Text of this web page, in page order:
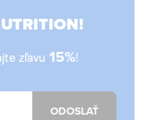
zľavu 15%!
ODOSLAŤ